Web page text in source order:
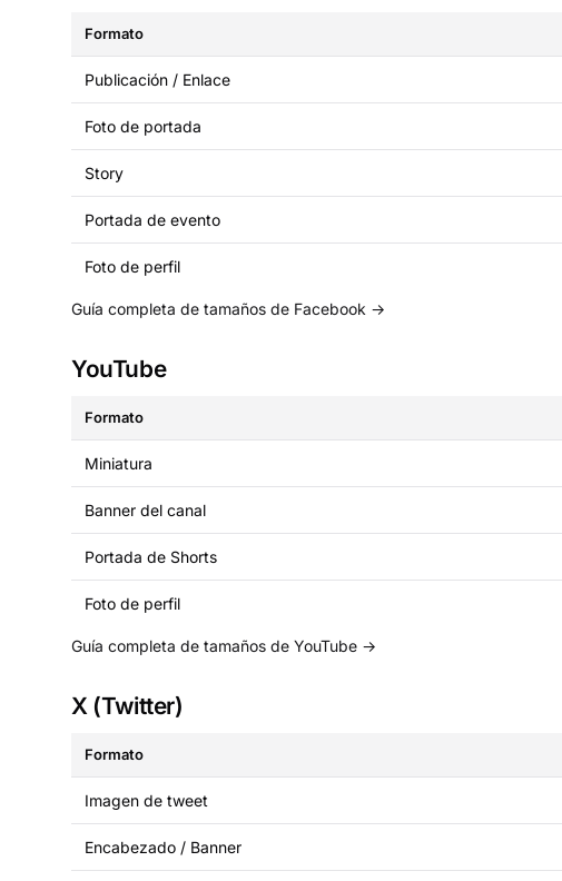
Formato
Publicación / Enlace
Foto de portada
Story
Portada de evento
Foto de perfil
Guía completa de tamaños de Facebook →
YouTube
Formato
Miniatura
Banner del canal
Portada de Shorts
Foto de perfil
Guía completa de tamaños de YouTube →
X (Twitter)
Formato
Imagen de tweet
Encabezado / Banner